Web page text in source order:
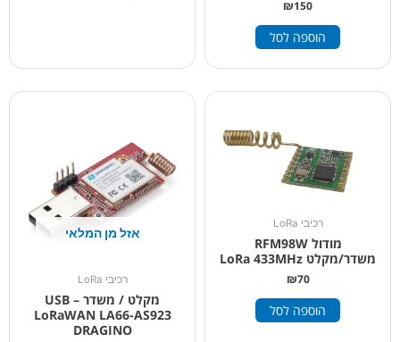
₪150
הוספה לסל
רכיבי LoRa
מודול RFM98W
משדר/מקלט LoRa 433MHz
₪70
הוספה לסל
אזל מן המלאי
רכיבי LoRa
מקלט / משדר USB –
LoRaWAN LA66-AS923
DRAGINO